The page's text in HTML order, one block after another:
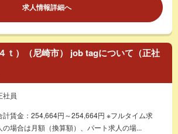
求人情報詳細へ
ｔ）（尼崎市） job tagについて（正社
社員
計賃金：254,664円～254,664円 ※フルタイム求
の場合は月額（換算額）、パート求人の場...